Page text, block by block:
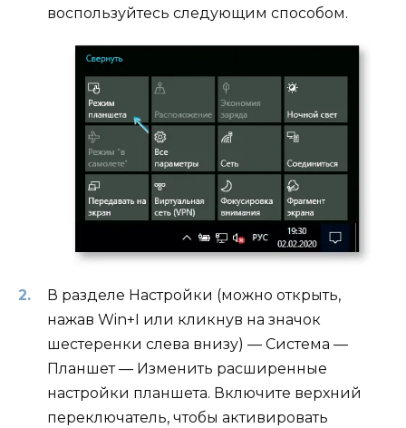
воспользуйтесь следующим способом.
В разделе Настройки (можно открыть,
нажав Win+I или кликнув на значок
шестеренки слева внизу) — Система —
Планшет — Изменить расширенные
настройки планшета. Включите верхний
переключатель, чтобы активировать